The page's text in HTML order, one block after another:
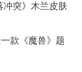
冲突》木兰皮肤
款《魔兽》题